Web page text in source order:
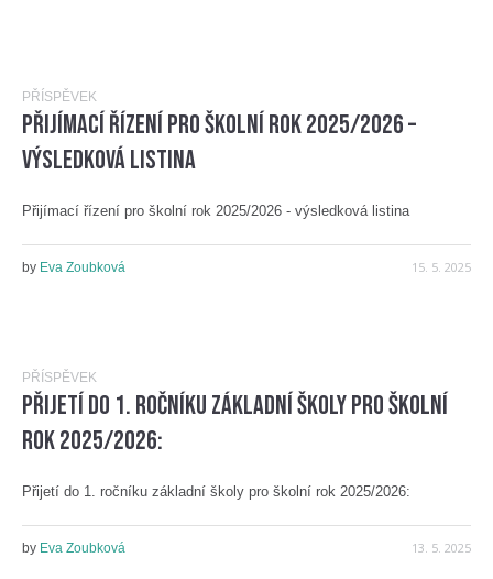
PŘÍSPĚVEK
Přijímací řízení pro školní rok 2025/2026 –
výsledková listina
Přijímací řízení pro školní rok 2025/2026 - výsledková listina
15. 5. 2025
by Eva Zoubková
PŘÍSPĚVEK
Přijetí do 1. ročníku základní školy pro školní
rok 2025/2026:
Přijetí do 1. ročníku základní školy pro školní rok 2025/2026:
13. 5. 2025
by Eva Zoubková